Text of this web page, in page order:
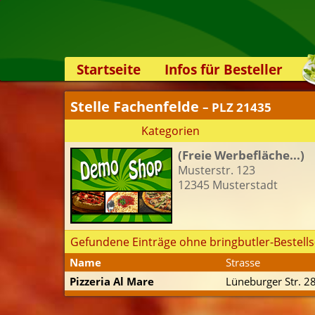
Startseite
Infos für Besteller
Lieferservice-App
Weiterempfehlen
Newsletter
Sicherheit
Kontakt
Stelle Fachenfelde – PLZ 21435
Kategorien
(Freie Werbefläche...)
Musterstr. 123
12345 Musterstadt
Gefundene Einträge ohne bringbutler-
Name Strasse
Pizzeria Al Mare
Lüneburger Str. 28